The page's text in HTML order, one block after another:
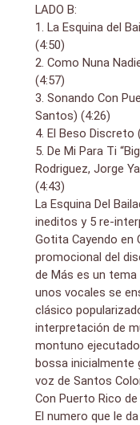
LADO B:
1. La Esquina del
(4:50)
2. Como Nuna
(4:57)
3. Sonando Con
Santos) (4:26)
4. El Beso Discreto
5. De Mi Para Ti
Rodriguez, Jorge
(4:43)
La Esquina Del
ineditos y 5 re-
Gotita Cayendo en
promocional del
de Más es un
unos vocales se
clásico
interpretación de
montuno ejecutado
bossa inicialmente
voz de Santos
Con Puerto Rico
El numero que le